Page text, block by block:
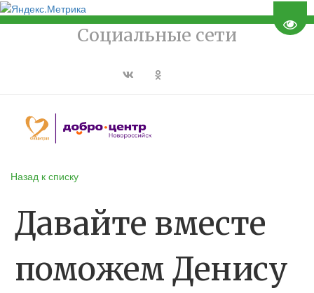
Социальные сети
Назад к списку
Давайте вместе
поможем Денису